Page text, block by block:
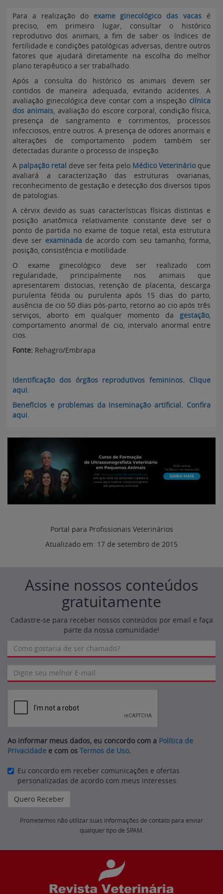
Para a realização do exame ginecológico das vacas é
preciso, em primeiro lugar, consultar o histórico
reprodutivo dos animais, a fim de saber os índices de
fertilidade e condições patológicas adversas, dentre outros
fatores que ajudará diretamente na escolha do melhor
plano terapêutico a ser trabalhado.
Após a consulta do histórico os animais devem ser
contidos de maneira adequada, evitando acidentes. A
avaliação ginecológica deve contar com a inspeção clínica
dos animais, avaliação do escore corporal, condição física,
presença de sangramento e corrimentos, processos
infecciosos, entre outros. A presença de odores anormais e
alterações de comportamento podem também ser
detectadas durante o processo de inspeção.
A palpação retal deve ser feita pelo Médico Veterinário que
avaliará a caracterização das estruturas ovarianas,
reconhecimento de gestação e detecção dos diversos tipos
de patologias.
A cérvix devido as suas características físicas distintas e
posição anatômica relativamente constante deve ser o
ponto de partida no exame de toque retal, esta estrutura
deve ser examinada de acordo com seu tamanho, forma,
posição, consistência e motilidade.
O exame ginecológico deve ser realizado com
regularidade, principalmente nos animais que
apresentarem distocias, retenção de placenta, descarga
purulenta fétida ou purulenta após 15 dias do parto,
ausência de cio 50 dias pós-parto, retorno ao cio após três
serviços, aborto em qualquer momento da gestação,
comportamento anormal de cio, intervalo anormal entre
cios.
Fonte: Rehagro/Embrapa
Identificação dos órgãos reprodutivos femininos. Clique
aqui.
Benefícios e problemas da inseminação artificial. Confira
aqui.
Portal para Profissionais Veterinários
Atualizado em: 17 de setembro de 2015
Assine nossos conteúdos
gratuitamente
Cadastre-se para receber nossos conteúdos por email e faça
parte da nossa comunidade!
Ao informar meus dados, eu concordo com a Política de
Privacidade e com os Termos de Uso.
Eu concordo em receber comunicações e ofertas
personalizadas de acordo com meus interesses.
Prometemos não utilizar suas informações de contato para enviar
qualquer tipo de SPAM.